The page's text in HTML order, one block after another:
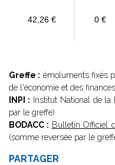
42,26 € 0 €
Greffe : émoluments fixés
de l'économie et des
INPI : Institut National de la
par le greffe)
BODACC : Bulletin Officiel
(somme reversée par le
PARTAGER